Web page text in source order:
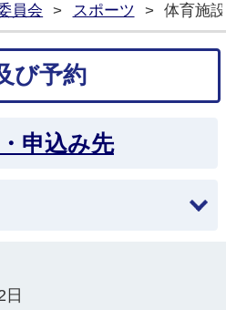
員会 > スポーツ > 体育施
び予約
申込み先
日